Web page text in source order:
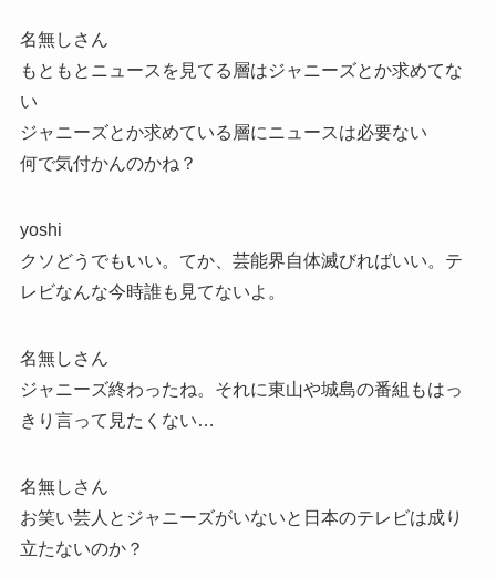
名無しさん
もともとニュースを見てる層はジャニーズとか求めてな
い
ジャニーズとか求めている層にニュースは必要ない
何で気付かんのかね？
yoshi
クソどうでもいい。てか、芸能界自体滅びればいい。テ
レビなんな今時誰も見てないよ。
名無しさん
ジャニーズ終わったね。それに東山や城島の番組もはっ
きり言って見たくない…
名無しさん
お笑い芸人とジャニーズがいないと日本のテレビは成り
立たないのか？